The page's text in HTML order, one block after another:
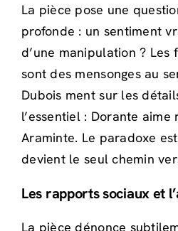
La pièce pose une
profonde : un sentiment
d’une manipulation ? Les
sont des mensonges au
Dubois ment sur les
l’essentiel : Dorante aime
Araminte. Le paradoxe
devient le seul chemin
Les rapports sociaux et
La pièce dénonce